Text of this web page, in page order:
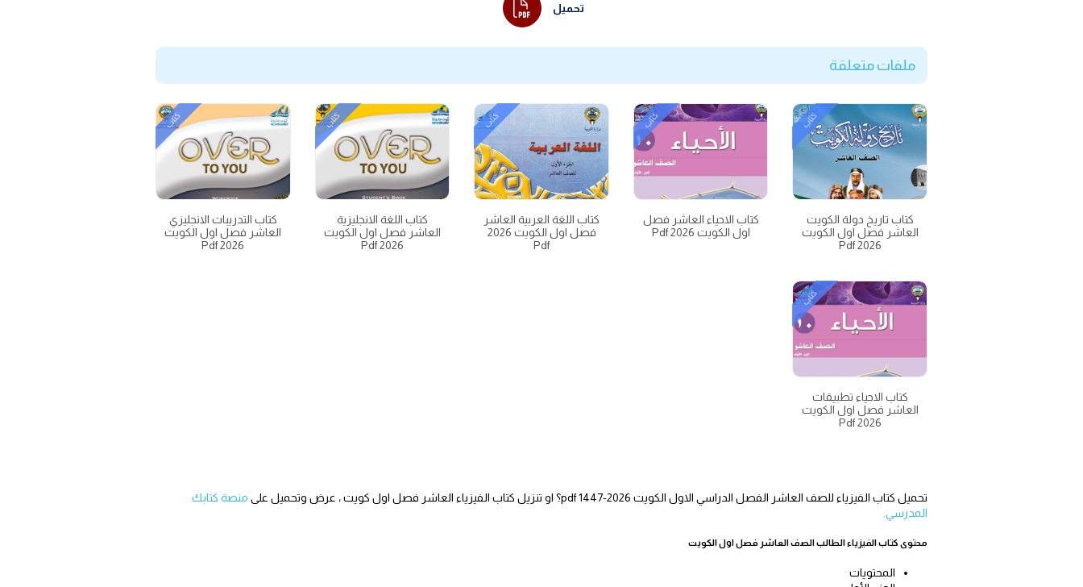
تحميل
ملفات متعلقة
كتاب تاريخ دولة الكويت
العاشر فصل اول الكويت
2026 Pdf
كتاب
كتاب الاحياء العاشر فصل
اول الكويت 2026 Pdf
كتاب
كتاب اللغة العربية العاشر
فصل اول الكويت 2026
Pdf
كتاب
كتاب اللغة الانجليزية
العاشر فصل اول الكويت
2026 Pdf
كتاب
كتاب التدريبات الانجليزي
العاشر فصل اول الكويت
2026 Pdf
كتاب
كتاب الاحياء تطبيقات
العاشر فصل اول الكويت
2026 Pdf
كتاب
تحميل كتاب الفيزياء للصف العاشر الفصل الدراسي الاول الكويت 2026-1447 pdf؟ او تنزيل كتاب الفيزياء العاشر فصل اول كويت ، عرض وتحميل على
منصة كتابك
المدرسي.
محتوى كتاب الفيزياء الطالب الصف العاشر فصل اول الكويت
المحتويات